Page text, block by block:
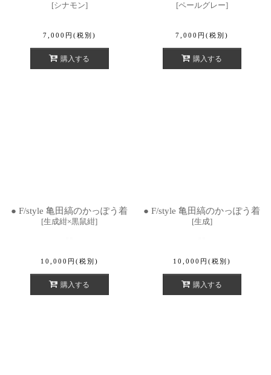
[シナモン]
7,000 円 (税別)
購入する
[ペールグレー]
7,000 円 (税別)
購入する
● F/style 亀田縞のかっぽう着
[生成紺×黒鼠紺]
10,000 円 (税別)
購入する
● F/style 亀田縞のかっぽう着
[生成]
10,000 円 (税別)
購入する